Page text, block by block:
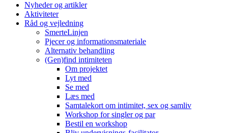
Nyheder og artikler
Aktiviteter
Råd og vejledning
SmerteLinjen
Pjecer og informationsmateriale
Alternativ behandling
(Gen)find intimiteten
Om projektet
Lyt med
Se med
Læs med
Samtalekort om intimitet, sex og samliv
Workshop for singler og par
Bestil en workshop